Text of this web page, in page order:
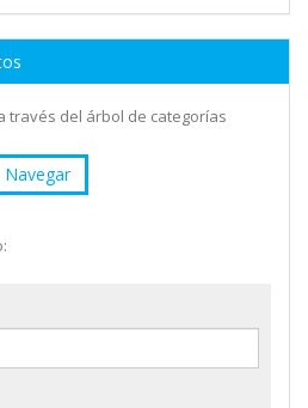
través del árbol de categorías
Navegar